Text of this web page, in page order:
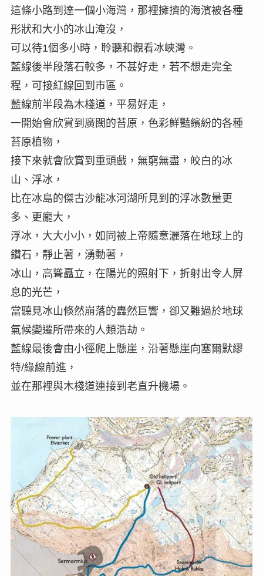
這條小路到達一個小海灣，那裡擁擠的海濱被各種
形狀和大小的冰山淹沒，
可以待1個多小時，聆聽和觀看冰峽灣。
藍線後半段落石較多，不甚好走，若不想走完全
程，可接紅線回到市區。
藍線前半段為木棧道，平易好走，
一開始會欣賞到廣闊的苔原，色彩鮮豔繽紛的各種
苔原植物，
接下來就會欣賞到重頭戲，無窮無盡，皎白的冰
山、浮冰，
比在冰島的傑古沙龍冰河湖所見到的浮冰數量更
多、更龐大，
浮冰，大大小小，如同被上帝隨意灑落在地球上的
鑽石，靜止著，湧動著，
冰山，高聳矗立，在陽光的照射下，折射出令人屏
息的光芒，
當聽見冰山倏然崩落的轟然巨響，卻又難過於地球
氣候變遷所帶來的人類浩劫。
藍線最後會由小徑爬上懸崖，沿著懸崖向塞爾默繆
特/綠線前進，
並在那裡與木棧道連接到老直升機場。